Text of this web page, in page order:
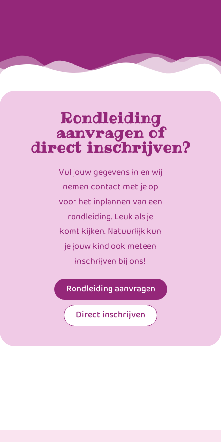
Rondleiding
aanvragen of
direct inschrijven?
Vul jouw gegevens in en wij
nemen contact met je op
voor het inplannen van een
rondleiding. Leuk als je
komt kijken. Natuurlijk kun
je jouw kind ook meteen
inschrijven bij ons!
Rondleiding aanvragen
Direct inschrijven